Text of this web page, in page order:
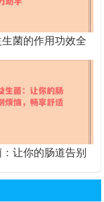
菌的作用功效全
康的得力助手
让你的肠道告别